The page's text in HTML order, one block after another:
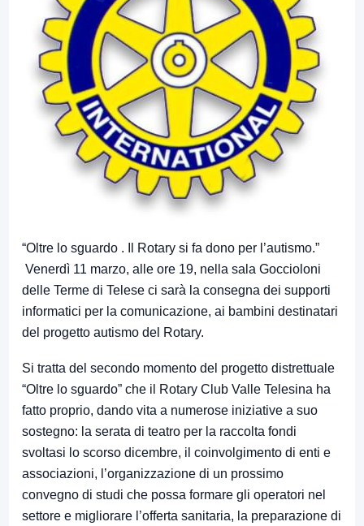
“Oltre lo sguardo . Il Rotary si fa dono per l’autismo.”
Venerdì 11 marzo, alle ore 19, nella sala Goccioloni
delle Terme di Telese ci sarà la consegna dei supporti
informatici per la comunicazione, ai bambini destinatari
del progetto autismo del Rotary.
Si tratta del secondo momento del progetto distrettuale
“Oltre lo sguardo” che il Rotary Club Valle Telesina ha
fatto proprio, dando vita a numerose iniziative a suo
sostegno: la serata di teatro per la raccolta fondi
svoltasi lo scorso dicembre, il coinvolgimento di enti e
associazioni, l’organizzazione di un prossimo
convegno di studi che possa formare gli operatori nel
settore e migliorare l’offerta sanitaria, la preparazione di